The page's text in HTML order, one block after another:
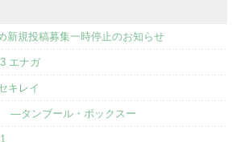
新規投稿募集一時停止のお知らせ
エナガ
キレイ
―タンブール・ボックスー